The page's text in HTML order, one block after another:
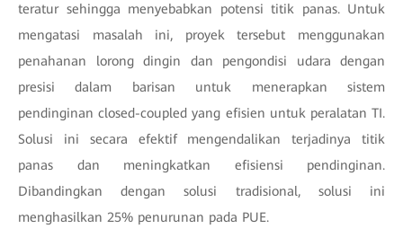
teratur sehingga menyebabkan potensi titik panas. Untuk
mengatasi masalah ini, proyek tersebut menggunakan
penahanan lorong dingin dan pengondisi udara dengan
presisi dalam barisan untuk menerapkan sistem
pendinginan closed-coupled yang efisien untuk peralatan TI.
Solusi ini secara efektif mengendalikan terjadinya titik
panas dan meningkatkan efisiensi pendinginan.
Dibandingkan dengan solusi tradisional, solusi ini
menghasilkan 25% penurunan pada PUE.